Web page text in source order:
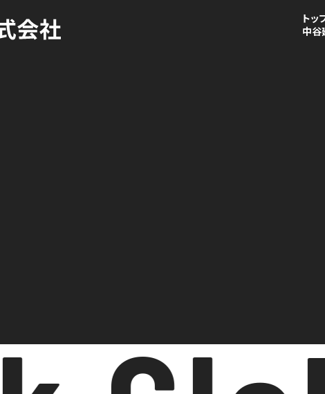
トッ
中谷